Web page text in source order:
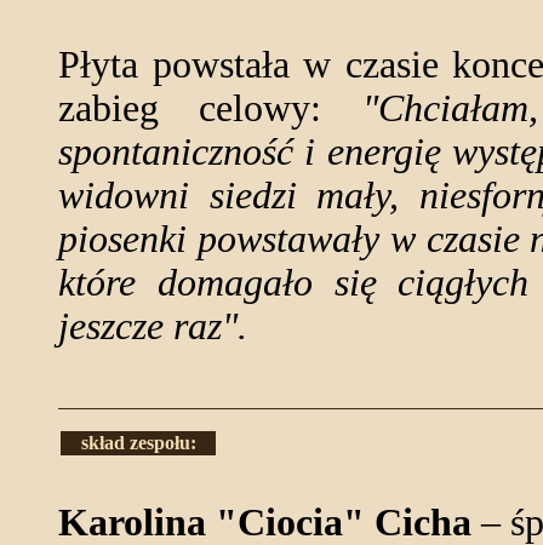
Płyta powstała w czasie
zabieg celowy:
spontaniczność i energię
widowni siedzi mały,
piosenki powstawały w
które domagało się
jeszcze raz".
skład zespołu:
Karolina "Ciocia" Cicha –